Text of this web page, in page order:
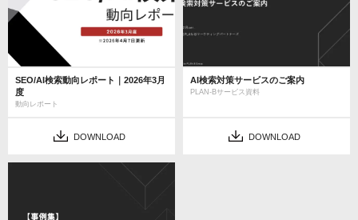
SEO/AI検索動向レポート｜2026年3月
度
動向レポート
DOWNLOAD
AI検索対策サービスのご案内
PLAN-Bサービス資料
DOWNLOAD